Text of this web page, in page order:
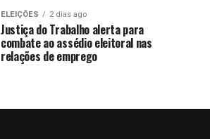
ELEIÇÕES 2 dias ago
Justiça do Trabalho alerta para
combate ao assédio eleitoral nas
relações de emprego